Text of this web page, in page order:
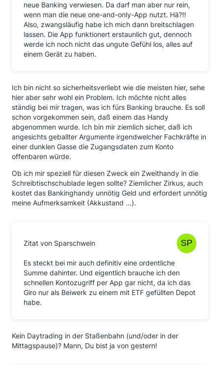
neue Banking verwiesen. Da darf man aber nur rein,
wenn man die neue one-and-only-App nutzt. Hä?!!
Also, zwangsläufig habe ich mich dann breitschlagen
lassen. Die App funktionert erstaunlich gut, dennoch
werde ich noch nicht das ungute Gefühl los, alles auf
einem Gerät zu haben.
Ich bin nicht so sicherheitsverliebt wie die meisten hier, sehe
hier aber sehr wohl ein Problem. Ich möchte nicht alles
ständig bei mir tragen, was ich fürs Banking brauche. Es soll
schon vorgekommen sein, daß einem das Handy
abgenommen wurde. Ich bin mir ziemlich sicher, daß ich
angesichts geballter Argumente irgendwelcher Fachkräfte in
einer dunklen Gasse die Zugangsdaten zum Konto
offenbaren würde.
Ob ich mir speziell für diesen Zweck ein Zweithandy in die
Schreibtischschublade legen sollte? Ziemlicher Zirkus, auch
kostet das Bankinghandy unnötig Geld und erfordert unnötig
meine Aufmerksamkeit (Akkustand ...).
Zitat von Sparschwein
Es steckt bei mir auch definitiv eine ordentliche
Summe dahinter. Und eigentlich brauche ich den
schnellen Kontozugriff per App gar nicht, da ich das
Giro nur als Beiwerk zu einem mit ETF gefüllten Depot
habe.
Kein Daytrading in der Staßenbahn (und/oder in der
Mittagspause)? Mann, Du bist ja von gestern!